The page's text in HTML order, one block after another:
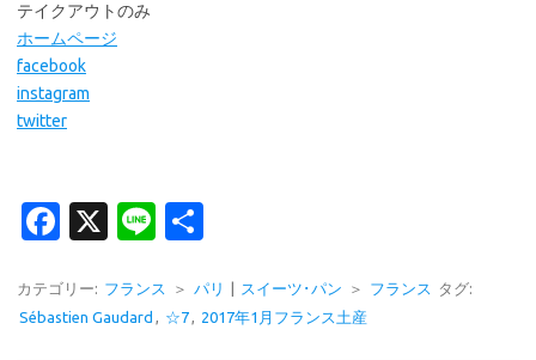
テイクアウトのみ
ホームページ
facebook
instagram
twitter
Fa
e
b
X
Li
e
カテゴリー: フランス ＞ パリ スイーツ･パン ＞ フランス
タグ:
Sébastien Gaudard , ☆7, 2017年1月フランス土産